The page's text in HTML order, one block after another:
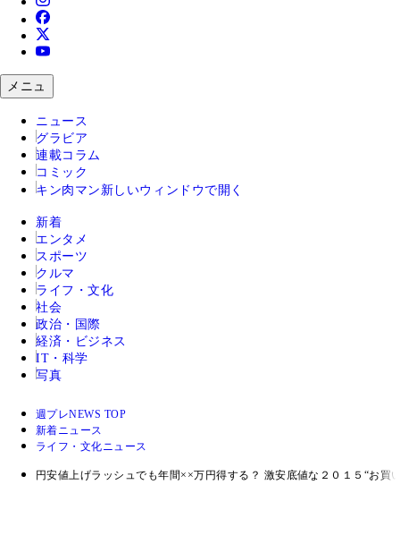
メニュ
ニュース
グラビア
連載コラム
コミック
キン肉マン 新しいウィンドウで開く
新着
エンタメ
スポーツ
クルマ
ライフ・文化
社会
政治・国際
経済・ビジネス
IT・科学
写真
週プレNEWS TOP
新着ニュース
ライフ・文化ニュース
円安値上げラッシュでも年間××万円得する？ 激安底値な２０１５“お買